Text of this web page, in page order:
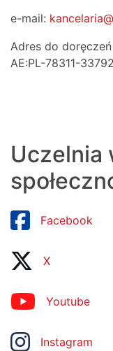
e-mail:
Adres do
AE:PL-78311-
Uczelnia
Facebook
X
Youtube
Instagram